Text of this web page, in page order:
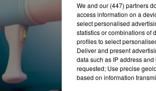
We and our (447) partners
access information on a
select personalised
statistics or combinations of
profiles to select
Deliver and present
data such as IP address
requested; Use precise
based on information